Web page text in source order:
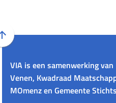
Scroll
boven
naar
het
VIA is een samenwerking
Venen, Kwadraad
MOmenz en Gemeente